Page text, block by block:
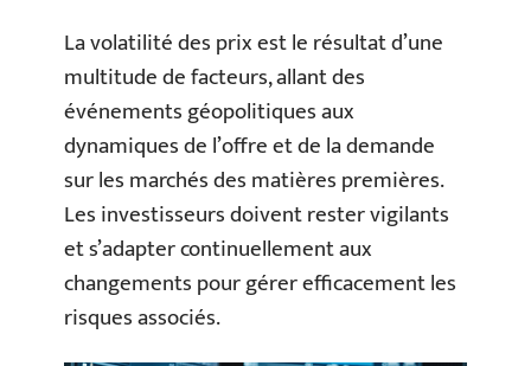
La volatilité des prix est le résultat d’une
multitude de facteurs, allant des
événements géopolitiques aux
dynamiques de l’offre et de la demande
sur les marchés des matières premières.
Les investisseurs doivent rester vigilants
et s’adapter continuellement aux
changements pour gérer efficacement les
risques associés.